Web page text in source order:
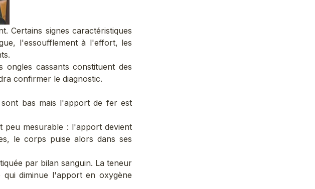
. Certains signes caractéristiques
l'essoufflement à l'effort, les
cassants constituent des
confirmer le diagnostic.
bas mais l'apport de fer est
peu mesurable : l'apport devient
le corps puise alors dans ses
par bilan sanguin. La teneur
qui diminue l'apport en oxygène